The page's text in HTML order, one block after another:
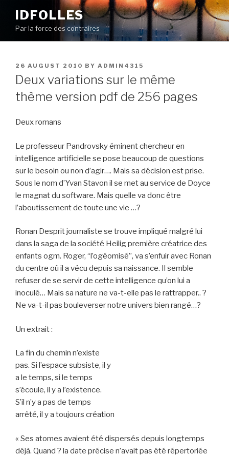
content
IDFOLLES
Par la force des contraires
POSTED
ON
26 AUGUST 2010 BY ADMIN4315
Deux variations sur le même
thème version pdf de 256 pages
Deux romans
Le professeur Pandrovsky éminent chercheur en
intelligence artificielle se pose beaucoup de questions
sur le besoin ou non d’agir…. Mais sa décision est prise.
Sous le nom d’Yvan Stavon il se met au service de Doyce
le magnat du software. Mais quelle va donc être
l’aboutissement de toute une vie …?
Ronan Desprit journaliste se trouve impliqué malgré lui
dans la saga de la société Heilig première créatrice des
enfants ogm. Roger, “l’ogéomisé”, va s’enfuir avec Ronan
du centre où il a vécu depuis sa naissance. Il semble
refuser de se servir de cette intelligence qu’on lui a
inoculé… Mais sa nature ne va-t-elle pas le rattrapper.. ?
Ne va-t-il pas bouleverser notre univers bien rangé…?
Un extrait :
La fin du chemin n’existe
pas. Si l’espace subsiste, il y
a le temps, si le temps
s’écoule, il y a l’existence.
S’il n’y a pas de temps
arrêté, il y a toujours création
« Ses atomes avaient été dispersés depuis longtemps
déjà. Quand ? la date précise n’avait pas été répertoriée